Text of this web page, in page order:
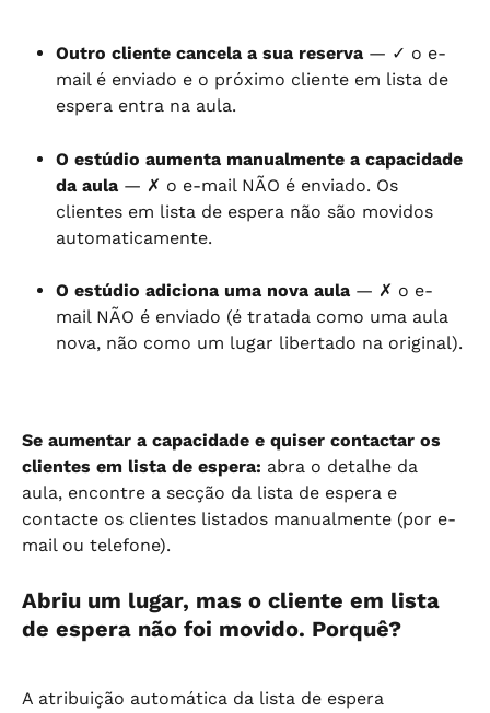
Outro cliente cancela a sua reserva — ✓ o e-
mail é enviado e o próximo cliente em lista de
espera entra na aula.
O estúdio aumenta manualmente a capacidade
da aula — ✗ o e-mail NÃO é enviado. Os
clientes em lista de espera não são movidos
automaticamente.
O estúdio adiciona uma nova aula — ✗ o e-
mail NÃO é enviado (é tratada como uma aula
nova, não como um lugar libertado na original).
Se aumentar a capacidade e quiser contactar os
clientes em lista de espera: abra o detalhe da
aula, encontre a secção da lista de espera e
contacte os clientes listados manualmente (por e-
mail ou telefone).
Abriu um lugar, mas o cliente em lista
de espera não foi movido. Porquê?
A atribuição automática da lista de espera